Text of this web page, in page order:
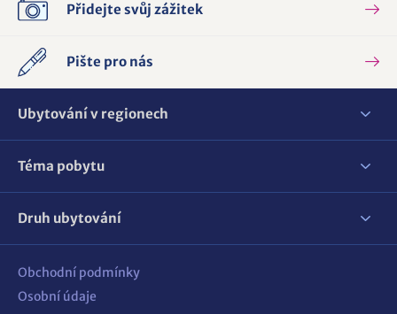
Přidejte svůj zážitek
Pište pro nás
Ubytování v regionech
Téma pobytu
Druh ubytování
Obchodní podmínky
Osobní údaje